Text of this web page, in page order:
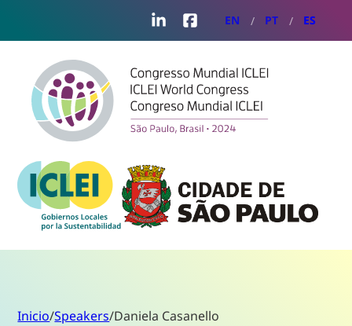
LinkedInFacebook
EN PT ES
Inicio/Speakers/Daniela Casanello